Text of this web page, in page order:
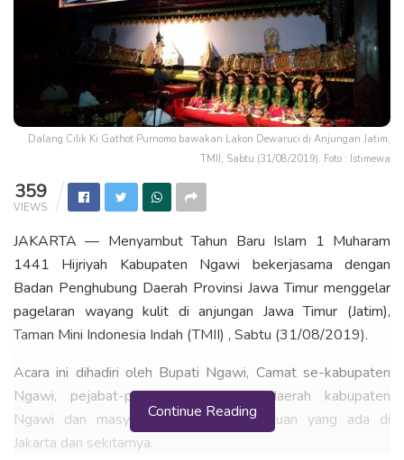
Dalang Cilik Ki Gathot Purnomo bawakan Lakon Dewaruci di Anjungan Jatim,
TMII, Sabtu (31/08/2019). Foto : Istimewa
359
VIEWS
JAKARTA — Menyambut Tahun Baru Islam 1 Muharam
1441 Hijriyah Kabupaten Ngawi bekerjasama dengan
Badan Penghubung Daerah Provinsi Jawa Timur menggelar
pagelaran wayang kulit di anjungan Jawa Timur (Jatim),
Taman Mini Indonesia Indah (TMII) , Sabtu (31/08/2019).
Acara ini dihadiri oleh Bupati Ngawi, Camat se-kabupaten
Ngawi, pejabat-pejabat pemerintah daerah kabupaten
Ngawi dan masyarakat Ngawi perantauan yang ada di
Jakarta dan sekitarnya.
Continue Reading